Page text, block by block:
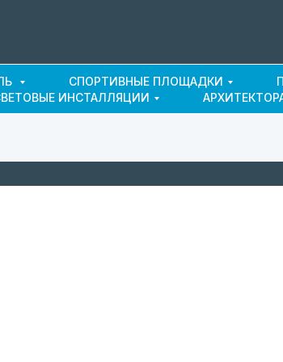
СПОРТИВНЫЕ ПЛОЩАДКИ
ИНСТАЛЛЯЦИИ